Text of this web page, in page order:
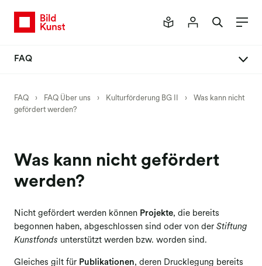
FAQ
Kulturförderung BG I
Kulturförderung BG III
FAQ › FAQ Über uns › Kulturförderung BG II ›
Was kann nicht
gefördert werden?
Was kann nicht gefördert
werden?
Nicht gefördert werden können Projekte, die bereits
begonnen haben, abgeschlossen sind oder von der Stiftung
Kunstfonds unterstützt werden bzw. worden sind.
Gleiches gilt für Publikationen, deren Drucklegung bereits